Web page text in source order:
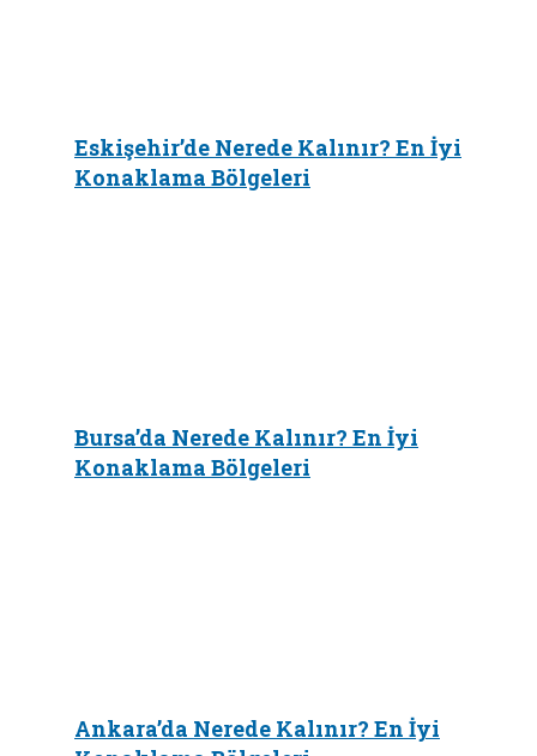
Eskişehir’de Nerede Kalınır? En İyi
Konaklama Bölgeleri
Bursa’da Nerede Kalınır? En İyi
Konaklama Bölgeleri
Ankara’da Nerede Kalınır? En İyi